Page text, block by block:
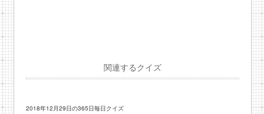
関連するクイズ
2018年12月29日の365日毎日クイズ